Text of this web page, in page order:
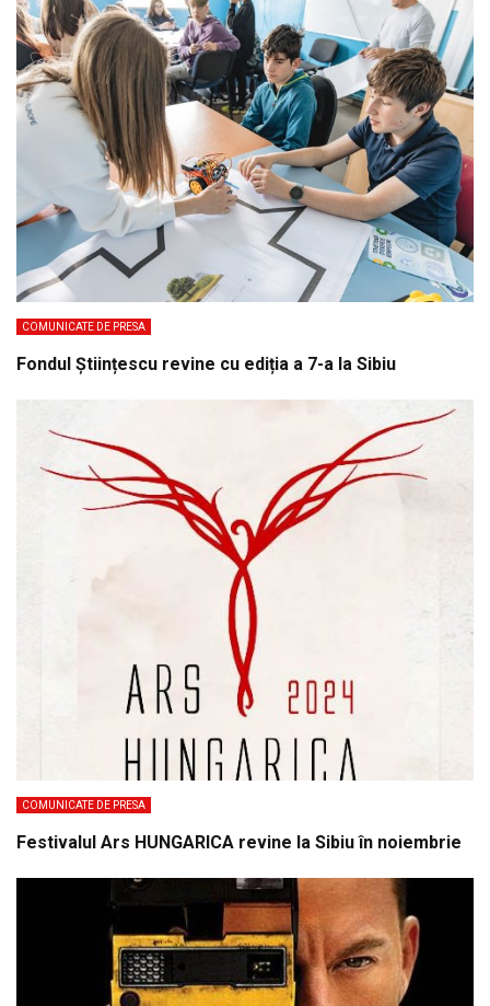
COMUNICATE DE PRESA
Fondul Științescu revine cu ediția a 7-a la Sibiu
COMUNICATE DE PRESA
Festivalul Ars HUNGARICA revine la Sibiu în noiembrie